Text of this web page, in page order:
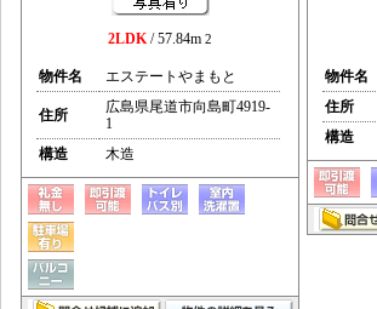
2LDK/ 57.84m 2
物件名 エステートやまもと
住所
広島県尾道市向島町4919-
1
構造
木造
物件名
住所
構造